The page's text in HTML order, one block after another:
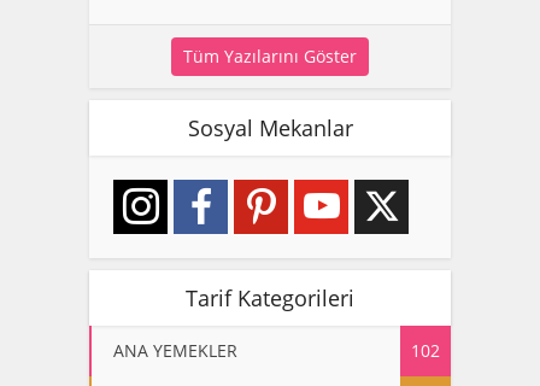
Tüm Yazılarını Göster
Sosyal Mekanlar
Tarif Kategorileri
ANA YEMEKLER 102